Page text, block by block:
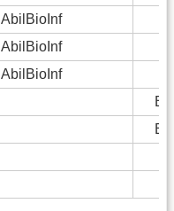
AbilBioInf
AbilBioInf
AbilBioInf